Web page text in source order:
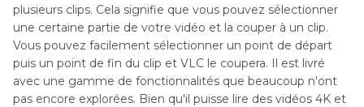
plusieurs clips. Cela signifie que vous pouvez sélectionner
une certaine partie de votre vidéo et la couper à un clip.
Vous pouvez facilement sélectionner un point de départ
puis un point de fin du clip et VLC le coupera. Il est livré
avec une gamme de fonctionnalités que beaucoup n'ont
pas encore explorées. Bien qu'il puisse lire des vidéos 4K et